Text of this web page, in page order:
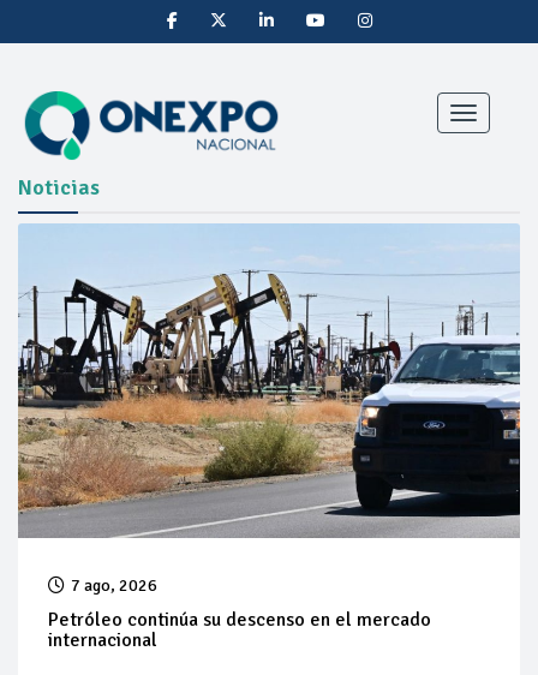
Toggle
Noticias
7 ago, 2026
Petróleo continúa su descenso en el mercado
internacional